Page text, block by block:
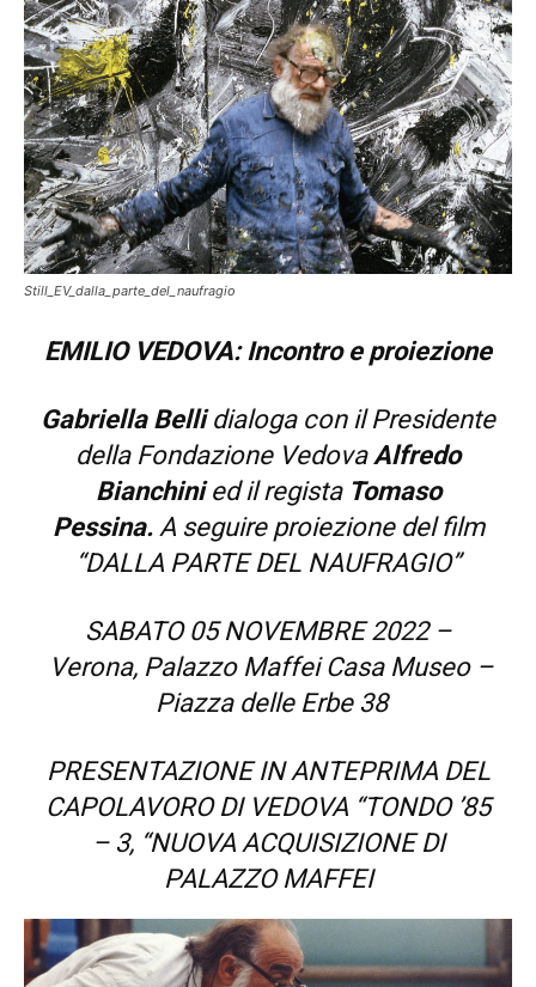
Still_EV_dalla_parte_del_naufragio
EMILIO VEDOVA:Incontro e proiezione
Gabriella Bellidialoga con il Presidente
della Fondazione VedovaAlfredo
Bianchinied il regista Tomaso
Pessina. A seguire proiezione del film
“DALLA PARTE DEL NAUFRAGIO”
SABATO 05 NOVEMBRE 2022 –
Verona, Palazzo Maffei Casa Museo –
Piazza delle Erbe 38
PRESENTAZIONE IN ANTEPRIMA DEL
CAPOLAVORO DI VEDOVA “TONDO ’85
– 3, “NUOVA ACQUISIZIONE DI
PALAZZO MAFFEI